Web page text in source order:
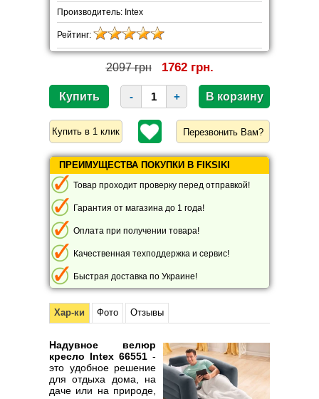
Производитель: Intex
Рейтинг:
2097 грн 1762 грн.
- +
Перезвонить Вам?
ПРЕИМУЩЕСТВА ПОКУПКИ В FIKSIKI
Товар проходит проверку перед отправкой!
Гарантия от магазина до 1 года!
Оплата при получении товара!
Качественная техподдержка и сервис!
Быстрая доставка по Украине!
Хар-ки Фото Отзывы
Надувное велюр
кресло Intex 66551 -
это удобное решение
для отдыха дома, на
даче или на природе,